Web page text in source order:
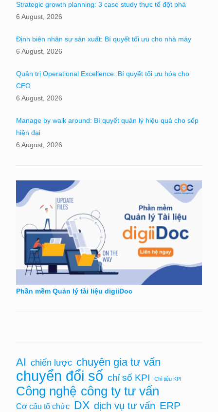
Strategic growth planning: 3 case study thực tế đột phá
6 August, 2026
Định biên nhân sự sản xuất: Bí quyết tối ưu cho nhà máy
6 August, 2026
Quản trị Operational Excellence: Bí quyết tối ưu hóa cho
CEO
6 August, 2026
Manage by walk around: Bí quyết quản lý hiệu quả cho sếp
hiện đại
6 August, 2026
Phần mềm Quản lý tài liệu digiiDoc
AI chiến lược chuyên gia tư vấn
chuyển đổi số chỉ số KPI Chỉ tiêu KPI
Công nghệ công ty tư vấn
Cơ cấu tổ chức DX dịch vụ tư vấn ERP